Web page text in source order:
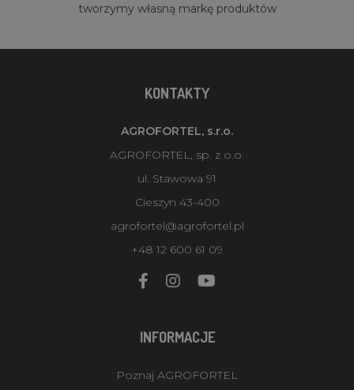
tworzymy własną markę produktów
KONTAKTY
AGROFORTEL, s.r.o.
AGROFORTEL, sp. z o.o.
ul. Stawowa 91
Cieszyn 43-400
agrofortel@agrofortel.pl
+48 12 600 61 09
INFORMACJE
Poznaj AGROFORTEL